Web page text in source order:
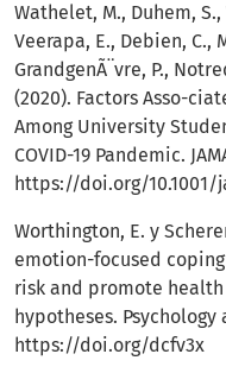
Wathelet, M., Duhem,
Veerapa, E., Debien, C.,
GrandgenÃ¨vre, P.,
(2020). Factors Asso-
Among University
COVID-19 Pandemic.
https://doi.org/10.1001/
Worthington, E. y
emotion-focused
risk and promote
hypotheses. Psychology
https://doi.org/dcfv3x